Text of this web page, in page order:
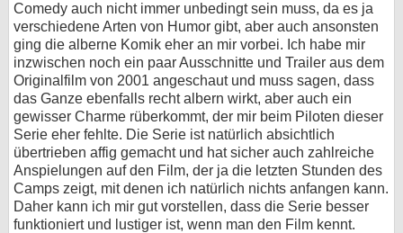
Comedy auch nicht immer unbedingt sein muss, da es ja
verschiedene Arten von Humor gibt, aber auch ansonsten
ging die alberne Komik eher an mir vorbei. Ich habe mir
inzwischen noch ein paar Ausschnitte und Trailer aus dem
Originalfilm von 2001 angeschaut und muss sagen, dass
das Ganze ebenfalls recht albern wirkt, aber auch ein
gewisser Charme rüberkommt, der mir beim Piloten dieser
Serie eher fehlte. Die Serie ist natürlich absichtlich
übertrieben affig gemacht und hat sicher auch zahlreiche
Anspielungen auf den Film, der ja die letzten Stunden des
Camps zeigt, mit denen ich natürlich nichts anfangen kann.
Daher kann ich mir gut vorstellen, dass die Serie besser
funktioniert und lustiger ist, wenn man den Film kennt.